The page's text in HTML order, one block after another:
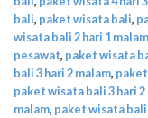
bali, paket wisata bali,
wisata bali 2 hari 1 malam
pesawat, paket wisata
bali 3 hari 2 malam, paket
paket wisata bali 3 hari
malam, paket wisata bali